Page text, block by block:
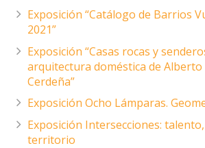
Exposición “Catálogo de Barrios
2021”
Exposición “Casas rocas y
arquitectura doméstica de Alberto
Cerdeña”
Exposición Ocho Lámparas.
Exposición Intersecciones:
territorio